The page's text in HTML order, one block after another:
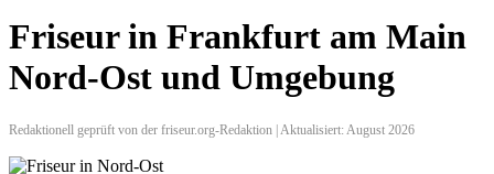
Friseur in Frankfurt am Main
Nord-Ost und Umgebung
Redaktionell geprüft von der friseur.org-Redaktion | Aktualisiert: August 2026